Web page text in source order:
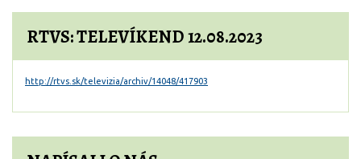
RTVS: TELEVÍKEND 12.08.2023
http://rtvs.sk/televizia/archiv/14048/417903